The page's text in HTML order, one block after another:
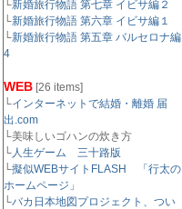
└新婚旅行物語 第七章 イビサ編２
└新婚旅行物語 第六章 イビサ編１
└新婚旅行物語 第五章 バルセロナ編
4
WEB [26 items]
└インターネットで結婚・離婚 届
出.com
└美味しいゴハンの炊き方
└人生ゲーム 三十路版
└擬似WEBサイトFLASH 「行太の
ホームページ」
└バカ日本地図プロジェクト、つい